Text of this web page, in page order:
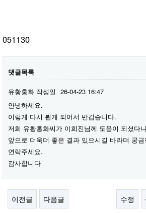
051130
댓글목록
유황홍화 작성일 26-04-23 16:47
안녕하세요.
이렇게 다시 뵙게 되어서 반갑습니다.
저희 유황홍화씨가 이희진님께 도움이 되셨다
앞으로 더욱더 좋은 결과 있으시길 바라며 궁
연락주세요.
감사합니다
이전글 다음글 수정